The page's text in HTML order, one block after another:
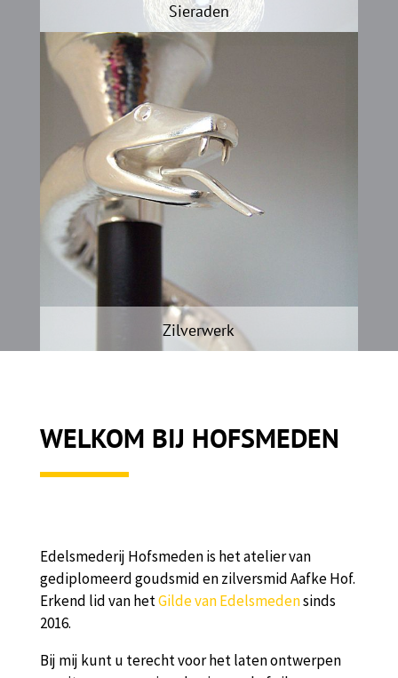
Sieraden
Zilverwerk
WELKOM BIJ HOFSMEDEN
Edelsmederij Hofsmeden is het atelier van
gediplomeerd goudsmid en zilversmid Aafke Hof.
Erkend lid van hetGilde van Edelsmedensinds
2016.
Bij mij kunt u terecht voor het laten ontwerpen